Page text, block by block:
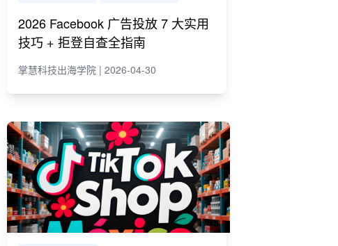
2026 Facebook 广告投放 7 大实用
技巧 + 拒登自查全指南
掌慧科技出海学院 | 2026-04-30